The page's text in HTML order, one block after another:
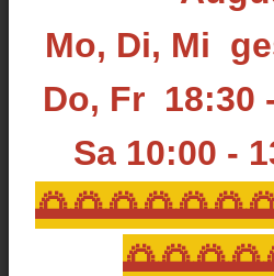
Mo, Di, Mi
Do, Fr 18:30
Sa 10:00 -